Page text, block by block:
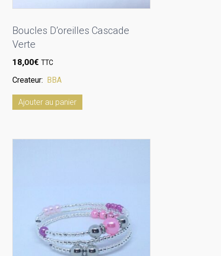
Boucles D’oreilles Cascade
Verte
18,00€ TTC
Createur: BBA
Ajouter au panier